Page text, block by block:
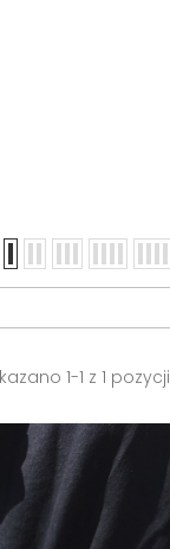
1-1 z 1 pozycji